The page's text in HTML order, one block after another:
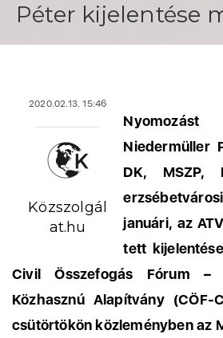
Péter kijelentése
2020.02.13. 15:46
Közszolgál
at.hu
Niedermüller
DK, MSZP,
januári, az
tett
Civil Összefogás Fórum –
Közhasznú Alapítvány (CÖF-
csütörtökön közleményben az